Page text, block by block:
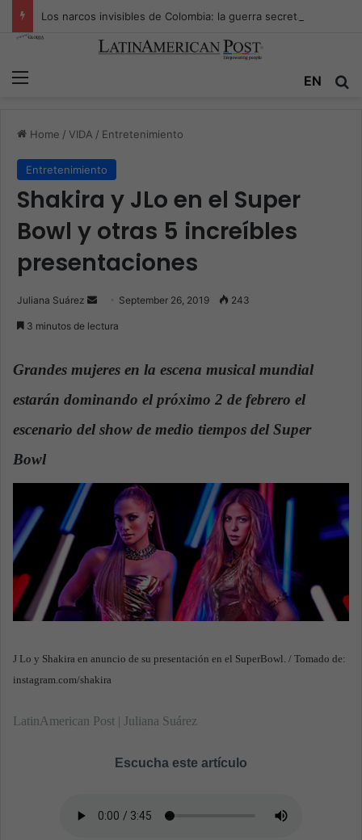
EN
Home / VIDA / Entretenimiento
Entretenimiento
Shakira y JLo en el Super
Bowl y otras 5 increíbles
presentaciones
Juliana Suárez
a
n
m
September 26, 2019 243
3 minutos de lectura
Grandes mujeres en la escena musical mundial
estarán dominando el próximo 2 de febrero el
escenario del show de medio tiempos del Super
Bowl
J Lo y Shakira en anuncio de su presentación en el SuperBowl. / Tomado de:
instagram.com/shakira
LatinAmerican Post | Juliana Suárez
Escucha este artículo